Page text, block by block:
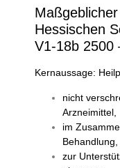
Hessischen
V1-18b 2500
Kernaussage:
nicht
Arzneimittel,
im
Behandlung,
zur